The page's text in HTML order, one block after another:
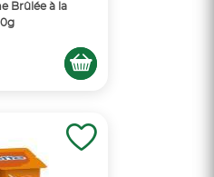
Brûlée à la